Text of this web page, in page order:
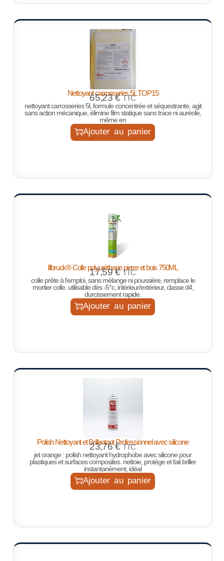
Nettoyant carrosseries 5L TOP15
65,23€ TTC
nettoyant carrosseries 5l, formule concentrée et séquestrante, agit
sans action mécanique, élimine film statique sans trace ni auréole,
même en
Ajouter au panier
Illbruck® Colle polyuréthane pierre et bois 750ML
17,59€ TTC
colle prête à l’emploi, sans mélange ni poussière, remplace le
mortier colle. utilisable dès -5°c, intérieur/extérieur, classe d4,
durcissement rapide.
Ajouter au panier
Polish Nettoyant et Brillantant Professionnel avec silicone
23,76€ TTC
jet orange : polish nettoyant hydrophobe avec silicone pour
plastiques et surfaces composites. nettoie, protège et fait briller
instantanément, idéal
Ajouter au panier